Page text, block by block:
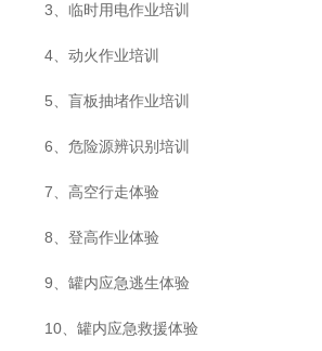
3、临时用电作业培训
4、动火作业培训
5、盲板抽堵作业培训
6、危险源辨识别培训
7、高空行走体验
8、登高作业体验
9、罐内应急逃生体验
10、罐内应急救援体验